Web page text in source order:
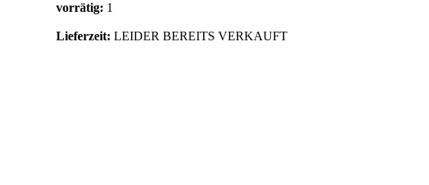
vorrätig: 1
Lieferzeit: LEIDER BEREITS VERKAUFT